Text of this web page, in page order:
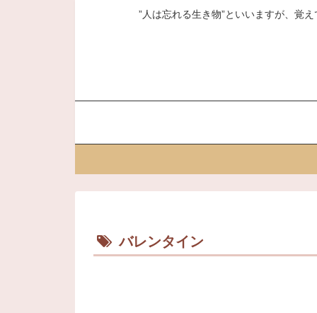
”人は忘れる生き物”といいますが、覚
バレンタイン